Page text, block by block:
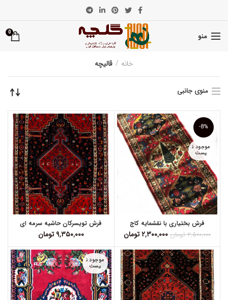
منو 0
خانه قالیچه
منوی جانبی
-8%
موجود ن
یست
فرش بختیاری با نقشمایه کاج
۲,۵۰۰,۰۰۰ تومان ۲,۳۰۰,۰۰۰تومان
فرش تویسرکان حاشیه سرمه ای
۹,۳۵۰,۰۰۰تومان
موجود ن
یست